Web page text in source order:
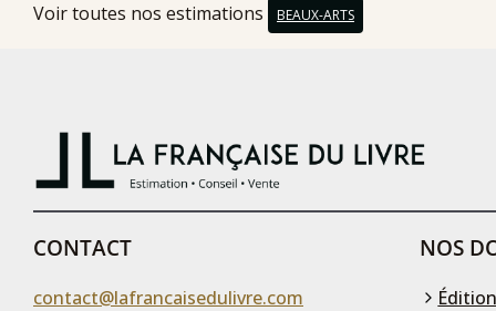
Voir toutes nos estimations BEAUX-ARTS
CONTACT
contact@lafrancaisedulivre.com
NOS